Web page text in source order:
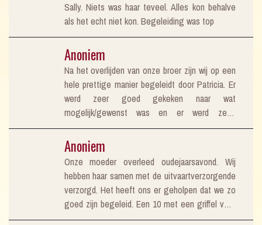
Sally. Niets was haar teveel. Alles kon behalve
Anoniem
Na het overlijden van onze broer zijn wij op een
hele prettige manier begeleidt door Patricia. Er
werd zeer goed gekeken naar wat
mogelijk/gewenst was en er werd zelfs
gehandeld naar onze privéomstandigheden. De
betrokkenheid van Patricia hebben wij als heel
fijn ervaren en kunnen wij terug kijken op mooi
afscheid. Thea de Kok-Goeman
Anoniem
Onze moeder overleed oudejaarsavond. Wij
hebben haar samen met de uitvaartverzorgende
verzorgd. Het heeft ons er geholpen dat we zo
goed zijn begeleid. Een 10 met een griffel voor
dit fantastische team. Namens de familie heel